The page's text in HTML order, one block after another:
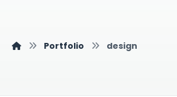
Portfolio design